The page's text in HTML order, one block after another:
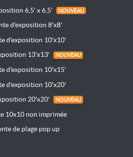
6,5' x 6,5' NOUVEAU
d'exposition 8'x8'
d'exposition 10'x10'
13'x13'
NOUVEAU
d'exposition 10'x15'
d'exposition 10'x20'
20'x20'
NOUVEAU
10x10 non imprimée
de plage pop up